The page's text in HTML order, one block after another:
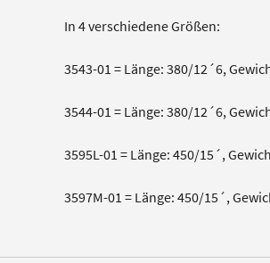
In 4 verschiedene Größen:
3543-01 = Länge: 380/12´6,
3544-01 = Länge: 380/12´6,
3595L-01 = Länge: 450/15´,
3597M-01 = Länge: 450/15´,